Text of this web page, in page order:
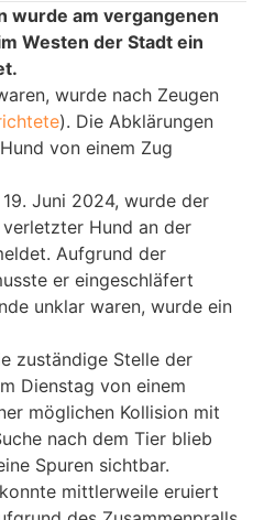
wurde am vergangenen
Westen der Stadt ein
wurde nach Zeugen
). Die Abklärungen
von einem Zug
Juni 2024, wurde der
Hund an der
Aufgrund der
er eingeschläfert
unklar waren, wurde ein
zuständige Stelle der
Dienstag von einem
möglichen Kollision mit
nach dem Tier blieb
Spuren sichtbar.
mittlerweile eruiert